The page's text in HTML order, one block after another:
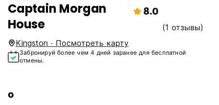
Captain Morgan
House
8.0
(1 отзывы)
Kingston · Посмотреть карту
Забронируй более чем 4 дней заранее для бесплатной
отмены.
о